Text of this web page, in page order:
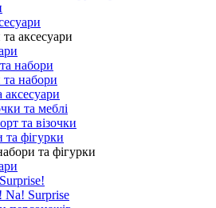
аксесуари
набори
набори
аксесуари
та меблі
та візочки
та фігурки
та фігурки
Na! Surprise